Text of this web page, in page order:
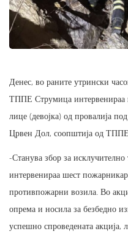
Денес, во раните утрински
ТППЕ Струмица интервенираа
лице (девојка) од провалија
Црвен Дол, соопштија од
-Станува збор за
интервенираа шест
противпожарни возила. Во
опрема и носила за безбедно
успешно спроведената акција,